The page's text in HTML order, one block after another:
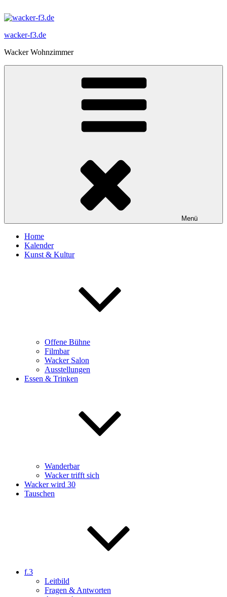
Inhalt
wacker-f3.de
Wacker Wohnzimmer
Menü
Home
Kalender
Kunst & Kultur
Offene Bühne
Filmbar
Wacker Salon
Ausstellungen
Essen & Trinken
Wanderbar
Wacker trifft sich
Wacker wird 30
Tauschen
f.3
Leitbild
Fragen & Antworten